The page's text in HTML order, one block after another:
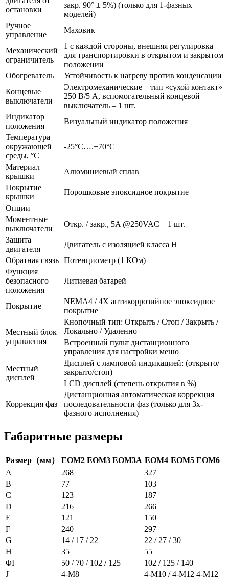
остановки
закр. 90° ± 5%) (только для 1-фазных
моделей)
Ручное
управление
Маховик
Механический
ограничитель
1 с каждой стороны, внешняя регулировка
для транспортировки в открытом и закрытом
положении
Обогреватель
Устойчивость к нагреву против конденсации
Концевые
выключатели
Электромеханические – тип «сухой контакт»
250 В/5 А, вспомогательный концевой
выключатель – 1 шт.
Индикатор
положения
Визуальный индикатор положения
Температура
окружающей
среды, °C
-25°C….+70°C
Материал
крышки
Алюминиевый сплав
Покрытие
крышки
Порошковые эпоксидное покрытие
Опции
Моментные
выключатели
Откр. / закр., 5A @250VAC – 1 шт.
Защита
двигателя
Двигатель с изоляцией класса H
Обратная связь Потенциометр (1 КОм)
Функция
безопасного
положения
Литиевая батарей
Покрытие
NEMA4 / 4X антикоррозийное эпоксидное
покрытие
Местный блок
управления
Кнопочный тип: Открыть / Стоп / Закрыть /
Локально / Удаленно
Встроенный пульт дистанционного
управления для настройки меню
Местный
дисплей
Дисплей с ламповой индикацией: (открыто/
закрыто/стоп)
LCD дисплей (степень открытия в %)
Коррекция фаз
Дистанционная автоматическая коррекция
последовательности фаз (только для 3х-
фазного исполнения)
Габаритные размеры
Размер（мм） EOM2 EOM3 EOM3A EOM4 EOM5 EOM6
A
268
327
B
77
103
C
123
187
D
216
266
E
121
150
F
240
297
G
14 / 17 / 22
22 / 27 / 30
H
35
55
ΦI
50 / 70 / 102 / 125
102 / 125 / 140
J
4-M8 4-M10 / 4-M12 4-M12